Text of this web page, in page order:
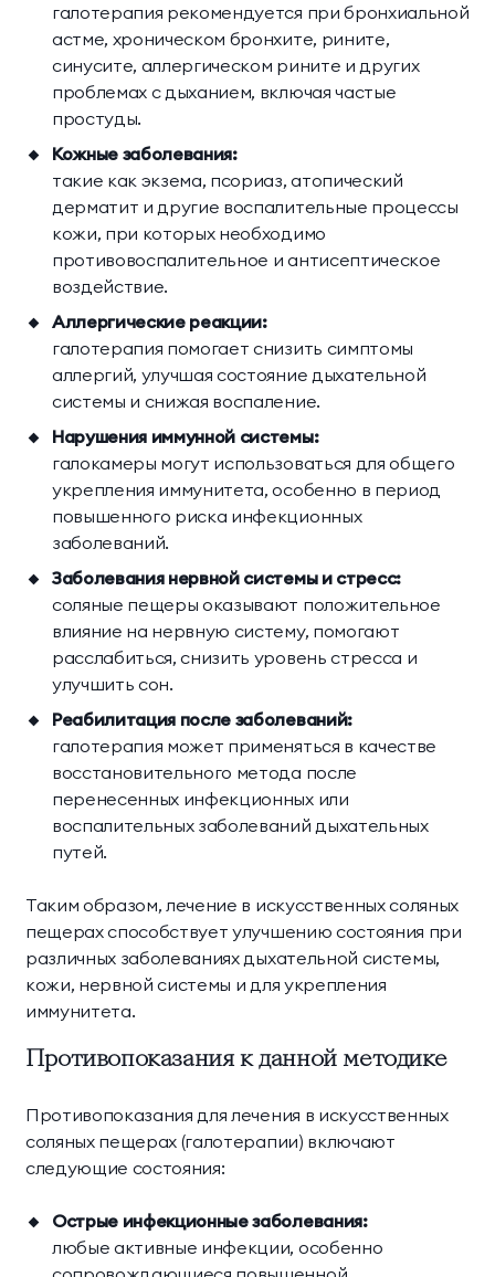
галотерапия рекомендуется при бронхиальной
астме, хроническом бронхите, рините,
синусите, аллергическом рините и других
проблемах с дыханием, включая частые
простуды.
Кожные заболевания:
такие как экзема, псориаз, атопический
дерматит и другие воспалительные процессы
кожи, при которых необходимо
противовоспалительное и антисептическое
воздействие.
Аллергические реакции:
галотерапия помогает снизить симптомы
аллергий, улучшая состояние дыхательной
системы и снижая воспаление.
Нарушения иммунной системы:
галокамеры могут использоваться для общего
укрепления иммунитета, особенно в период
повышенного риска инфекционных
заболеваний.
Заболевания нервной системы и стресс:
соляные пещеры оказывают положительное
влияние на нервную систему, помогают
расслабиться, снизить уровень стресса и
улучшить сон.
Реабилитация после заболеваний:
галотерапия может применяться в качестве
восстановительного метода после
перенесенных инфекционных или
воспалительных заболеваний дыхательных
путей.
Таким образом, лечение в искусственных соляных
пещерах способствует улучшению состояния при
различных заболеваниях дыхательной системы,
кожи, нервной системы и для укрепления
иммунитета.
Противопоказания к данной методике
Противопоказания для лечения в искусственных
соляных пещерах (галотерапии) включают
следующие состояния:
Острые инфекционные заболевания:
любые активные инфекции, особенно